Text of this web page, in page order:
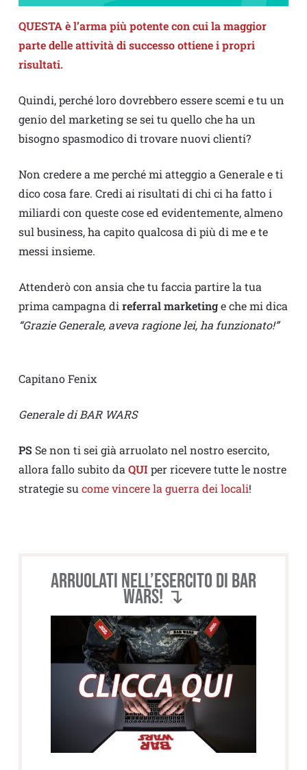
QUESTA è l’arma più potente con cui la maggior
parte delle attività di successo ottiene i propri
risultati.
Quindi, perché loro dovrebbero essere scemi e tu un
genio del marketing se sei tu quello che ha un
bisogno spasmodico di trovare nuovi clienti?
Non credere a me perché mi atteggio a Generale e ti
dico cosa fare. Credi ai risultati di chi ci ha fatto i
miliardi con queste cose ed evidentemente, almeno
sul business, ha capito qualcosa di più di me e te
messi insieme.
Attenderò con ansia che tu faccia partire la tua
prima campagna di referral marketinge che mi dica
“Grazie Generale, aveva ragione lei, ha funzionato!”
Capitano Fenix
Generale di BAR WARS
PS Se non ti sei già arruolato nel nostro esercito,
allora fallo subito da QUI per ricevere tutte le nostre
strategie su come vincere la guerra dei locali!
Arruolati nell’esercito di BAR
WARS! ↴